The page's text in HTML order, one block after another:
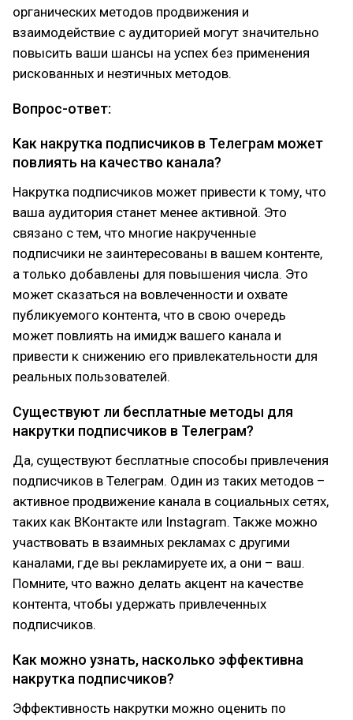
органических методов продвижения и
взаимодействие с аудиторией могут значительно
повысить ваши шансы на успех без применения
рискованных и неэтичных методов.
Вопрос-ответ:
Как накрутка подписчиков в Телеграм может
повлиять на качество канала?
Накрутка подписчиков может привести к тому, что
ваша аудитория станет менее активной. Это
связано с тем, что многие накрученные
подписчики не заинтересованы в вашем контенте,
а только добавлены для повышения числа. Это
может сказаться на вовлеченности и охвате
публикуемого контента, что в свою очередь
может повлиять на имидж вашего канала и
привести к снижению его привлекательности для
реальных пользователей.
Существуют ли бесплатные методы для
накрутки подписчиков в Телеграм?
Да, существуют бесплатные способы привлечения
подписчиков в Телеграм. Один из таких методов –
активное продвижение канала в социальных сетях,
таких как ВКонтакте или Instagram. Также можно
участвовать в взаимных рекламах с другими
каналами, где вы рекламируете их, а они – ваш.
Помните, что важно делать акцент на качестве
контента, чтобы удержать привлеченных
подписчиков.
Как можно узнать, насколько эффективна
накрутка подписчиков?
Эффективность накрутки можно оценить по